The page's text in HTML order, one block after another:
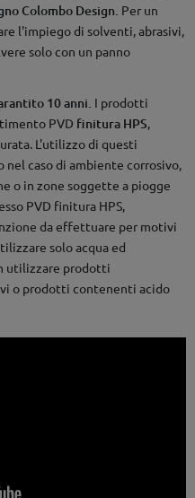
Colombo Design. Per un
l'impiego di solventi, abrasivi,
solo con un panno
10 anni. I prodotti
PVD finitura HPS,
L'utilizzo di questi
caso di ambiente corrosivo,
o in zone soggette a piogge
PVD finitura HPS,
da effettuare per motivi
solo acqua ed
utilizzare prodotti
o prodotti contenenti acido